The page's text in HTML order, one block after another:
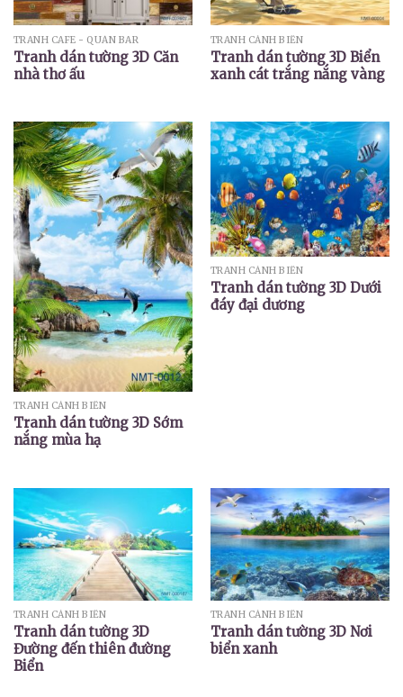
TRANH CAFE - QUÁN BAR
Tranh dán tường 3D Căn
nhà thơ ấu
TRANH CẢNH BIỂN
Tranh dán tường 3D Biển
xanh cát trắng nắng vàng
TRANH CẢNH BIỂN
Tranh dán tường 3D Sớm
nắng mùa hạ
TRANH CẢNH BIỂN
Tranh dán tường 3D Dưới
đáy đại dương
TRANH CẢNH BIỂN
Tranh dán tường 3D
Đường đến thiên đường
Biển
TRANH CẢNH BIỂN
Tranh dán tường 3D Nơi
biển xanh